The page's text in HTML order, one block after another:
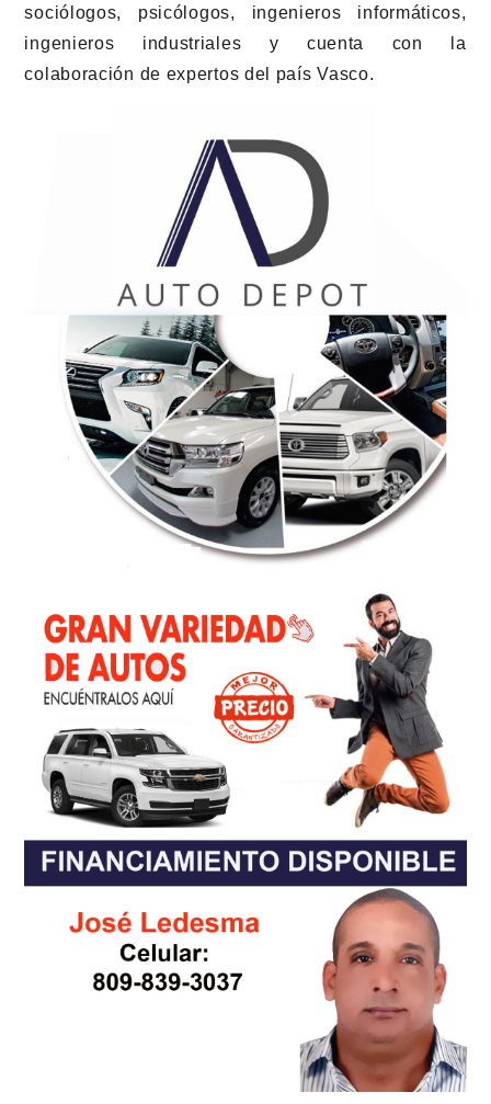
sociólogos, psicólogos, ingenieros informáticos,
ingenieros industriales y cuenta con la
colaboración de expertos del país Vasco.